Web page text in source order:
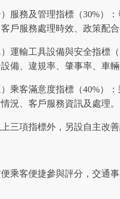
服務及管理指標（30%）
戶服務處理時效、政策配合
運輸工具設備與安全指標
備、違規率、肇事率、車輛
乘客滿意度指標（40%）
況、客戶服務資訊及處理。
三項指標外，另設自主改
乘客便捷參與評分，交通